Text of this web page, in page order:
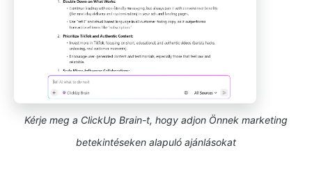
Kérje meg a ClickUp Brain-t, hogy adjon Önnek marketing
betekintéseken alapuló ajánlásokat